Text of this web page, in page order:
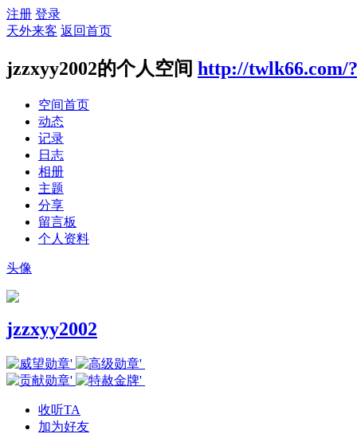
注册 登录
天外来客 返回首页
jzzxyy2002的个人空间 http://twlk66.com/
空间首页
动态
记录
日志
相册
主题
分享
留言板
个人资料
头像
jzzxyy2002
收听TA
加为好友